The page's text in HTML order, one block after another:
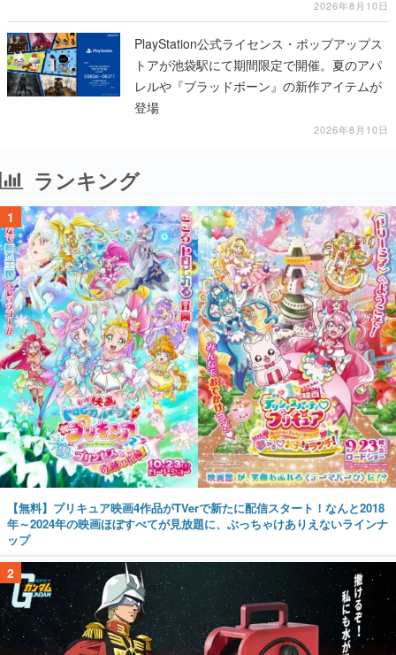
2026年8月10日
PlayStation公式ライセンス・ポップアップス
トアが池袋駅にて期間限定で開催。夏のアパ
レルや『ブラッドボーン』の新作アイテムが
登場
2026年8月10日
ランキング
1
【無料】プリキュア映画4作品がTVerで新たに配信スタート！なんと2018
年～2024年の映画ほぼすべてが見放題に、ぶっちゃけありえないラインナ
ップ
2